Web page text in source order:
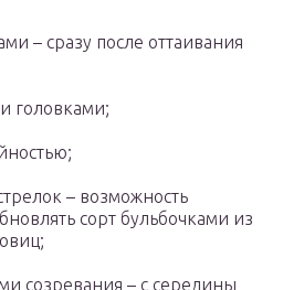
– сразу после оттаивания
головками;
– возможность
сорт бульбочками из
созревания – с середины